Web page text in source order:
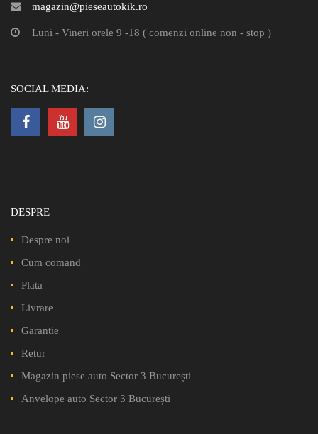
magazin@pieseautokik.ro
Luni - Vineri orele 9 -18 ( comenzi online non - stop )
SOCIAL MEDIA:
DESPRE
Despre noi
Cum comand
Plata
Livrare
Garantie
Retur
Magazin piese auto Sector 3 București
Anvelope auto Sector 3 București